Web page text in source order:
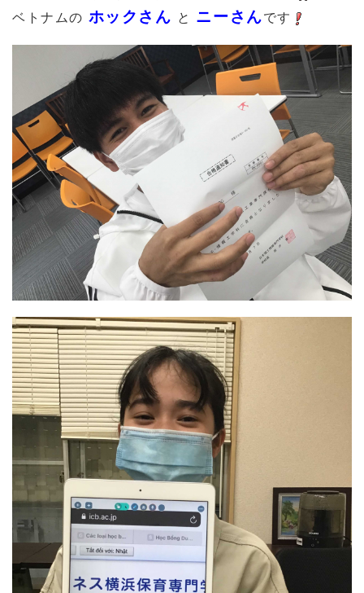
ベトナムの ホックさん と ニーさんです